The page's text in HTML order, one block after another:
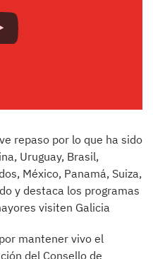
repaso por lo que ha sido
Uruguay, Brasil,
México, Panamá, Suiza,
y destaca los programas
visiten Galicia
mantener vivo el
del Consello de